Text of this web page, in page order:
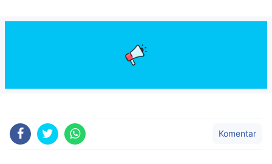
Komentar